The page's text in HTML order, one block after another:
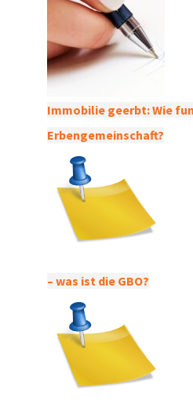
Immobilie geerbt: Wie
Erbengemeinschaft?
– was ist die GBO?